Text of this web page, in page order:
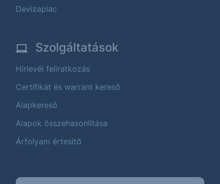
Devizapiac
Szolgáltatások
Hírlevél feliratkozás
Certifikát és warrant kereső
Alapkereső
Alapok összehasonlítása
Árfolyam értesítő